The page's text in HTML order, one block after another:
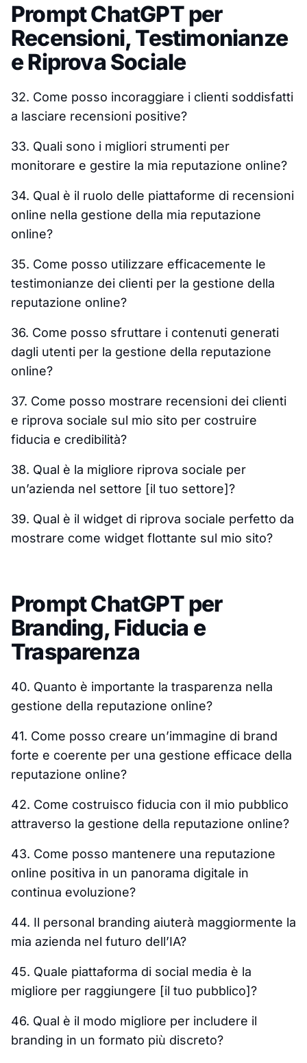
Prompt ChatGPT per
Recensioni, Testimonianze
e Riprova Sociale
32. Come posso incoraggiare i clienti soddisfatti
a lasciare recensioni positive?
33. Quali sono i migliori strumenti per
monitorare e gestire la mia reputazione online?
34. Qual è il ruolo delle piattaforme di recensioni
online nella gestione della mia reputazione
online?
35. Come posso utilizzare efficacemente le
testimonianze dei clienti per la gestione della
reputazione online?
36. Come posso sfruttare i contenuti generati
dagli utenti per la gestione della reputazione
online?
37. Come posso mostrare recensioni dei clienti
e riprova sociale sul mio sito per costruire
fiducia e credibilità?
38. Qual è la migliore riprova sociale per
un’azienda nel settore [il tuo settore]?
39. Qual è il widget di riprova sociale perfetto da
mostrare come widget flottante sul mio sito?
Prompt ChatGPT per
Branding, Fiducia e
Trasparenza
40. Quanto è importante la trasparenza nella
gestione della reputazione online?
41. Come posso creare un’immagine di brand
forte e coerente per una gestione efficace della
reputazione online?
42. Come costruisco fiducia con il mio pubblico
attraverso la gestione della reputazione online?
43. Come posso mantenere una reputazione
online positiva in un panorama digitale in
continua evoluzione?
44. Il personal branding aiuterà maggiormente la
mia azienda nel futuro dell’IA?
45. Quale piattaforma di social media è la
migliore per raggiungere [il tuo pubblico]?
46. Qual è il modo migliore per includere il
branding in un formato più discreto?